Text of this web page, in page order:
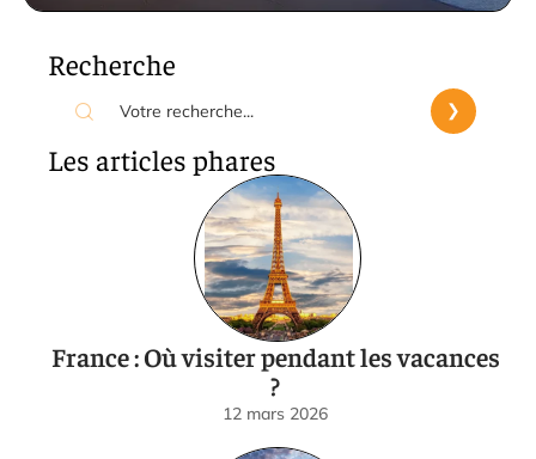
Recherche
Les articles phares
France : Où visiter pendant les vacances
?
12 mars 2026